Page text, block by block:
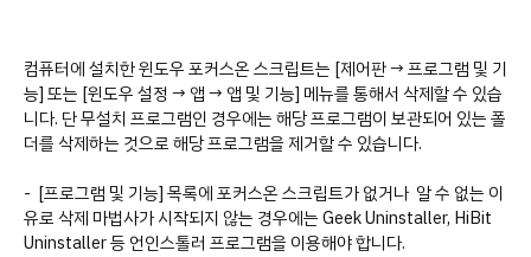
컴퓨터에 설치한 윈도우 포커스온 스크립트는 [제어판 → 프로그램 및 기
능] 또는 [윈도우 설정 → 앱 → 앱 및 기능] 메뉴를 통해서 삭제할 수 있습
니다. 단 무설치 프로그램인 경우에는 해당 프로그램이 보관되어 있는 폴
더를 삭제하는 것으로 해당 프로그램을 제거할 수 있습니다.
- [프로그램 및 기능] 목록에 포커스온 스크립트가 없거나 알 수 없는 이
유로 삭제 마법사가 시작되지 않는 경우에는 Geek Uninstaller, HiBit
Uninstaller 등 언인스톨러 프로그램을 이용해야 합니다.